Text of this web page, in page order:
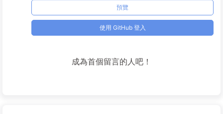
預覽
使用 GitHub 登入
成為首個留言的人吧！